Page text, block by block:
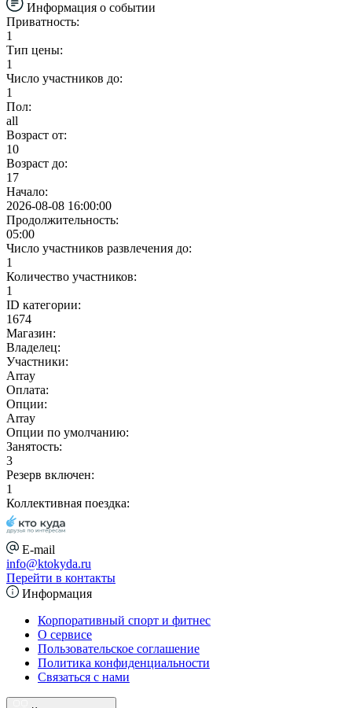
Информация о событии
Приватность:
1
Тип цены:
1
Число участников до:
1
Пол:
all
Возраст от:
10
Возраст до:
17
Начало:
2026-08-08 16:00:00
Продолжительность:
05:00
Число участников развлечения до:
1
Количество участников:
1
ID категории:
1674
Магазин:
Владелец:
Участники:
Array
Оплата:
Опции:
Array
Опции по умолчанию:
Занятость:
3
Резерв включен:
1
Коллективная поездка:
E-mail
info@ktokyda.ru
Перейти в контакты
Информация
Корпоративный спорт и фитнес
О сервисе
Пользовательское соглашение
Политика конфиденциальности
Связаться с нами